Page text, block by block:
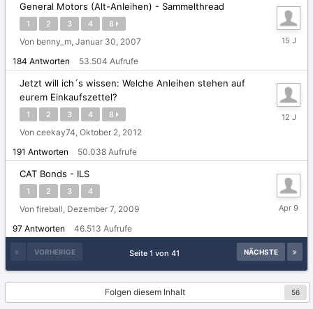
General Motors (Alt-Anleihen) - Sammelthread
1 2 3 4 8
Von benny_m, Januar 30, 2007
184 Antworten 53.504 Aufrufe
Oktober
Jetzt will ich´s wissen: Welche Anleihen stehen auf
eurem Einkaufszettel?
1 2 3 4 8
Von ceekay74, Oktober 2, 2012
191 Antworten 50.038 Aufrufe
Oktober
CAT Bonds - ILS
1 2 3 4
Von fireball, Dezember 7, 2009
97 Antworten 46.513 Aufrufe
9.
April
VORHERIGE NÄCHSTE
Seite 1 von 41
Folgen diesem Inhalt 56